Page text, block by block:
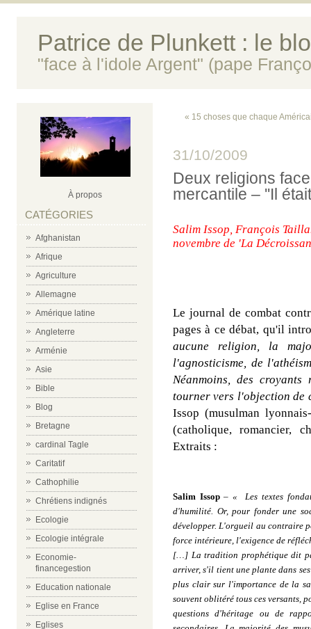
Patrice de Plunkett : le
"face à l'idole Argent" (pape
À propos
CATÉGORIES
Afghanistan
Afrique
Agriculture
Allemagne
Amérique latine
Angleterre
Arménie
Asie
Bible
Blog
Bretagne
cardinal Tagle
Caritatif
Cathophilie
Chrétiens indignés
Ecologie
Ecologie intégrale
Economie-
financegestion
Education nationale
Eglise en France
Eglises
« 15 choses que chaque
31/10/2009
Deux religions
mercantile – ''Il
Salim Issop, François
novembre de 'La
Le journal de combat
pages à ce débat, qu'il
aucune religion, la
l'agnosticisme, de
Néanmoins, des
tourner vers l'objection de
Issop (musulman
(catholique, romancier,
Extraits :
Salim Issop–« Les textes
d'humilité. Or, pour fonder une
développer. L'orgueil au contraire
force intérieure, l'exigence de
[…] La tradition prophétique dit
arriver, s'il tient une plante dans
plus clair sur l'importance de la
souvent oblitéré tous ces versants,
questions d'héritage ou de